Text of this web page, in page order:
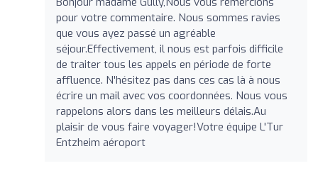
pour votre commentaire. Nous sommes ravies
que vous ayez passé un agréable
séjour.Effectivement, il nous est parfois difficile
de traiter tous les appels en période de forte
affluence. N'hésitez pas dans ces cas là à nous
écrire un mail avec vos coordonnées. Nous vous
rappelons alors dans les meilleurs délais.Au
plaisir de vous faire voyager!Votre équipe L'Tur
Entzheim aéroport